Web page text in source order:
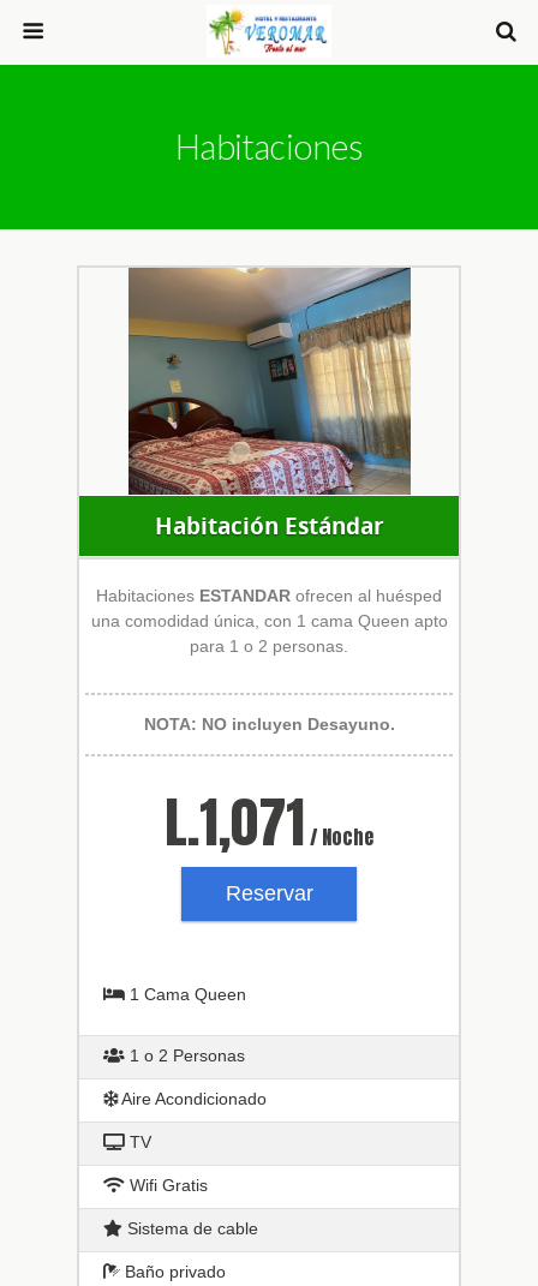
Habitaciones
Habitación Estándar
Habitaciones ESTANDAR ofrecen al huésped
una comodidad única, con 1 cama Queen apto
para 1 o 2 personas.
NOTA: NO incluyen Desayuno.
L.1,071 / Noche
Reservar
1 Cama Queen
1 o 2 Personas
Aire Acondicionado
TV
Wifi Gratis
Sistema de cable
Baño privado